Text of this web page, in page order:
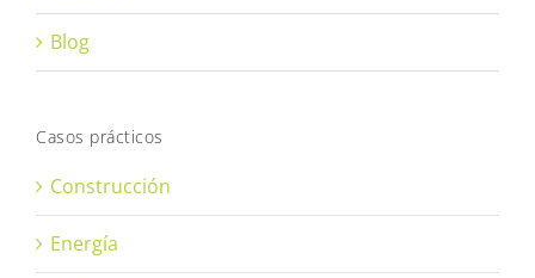
Blog
Casos prácticos
Construcción
Energía